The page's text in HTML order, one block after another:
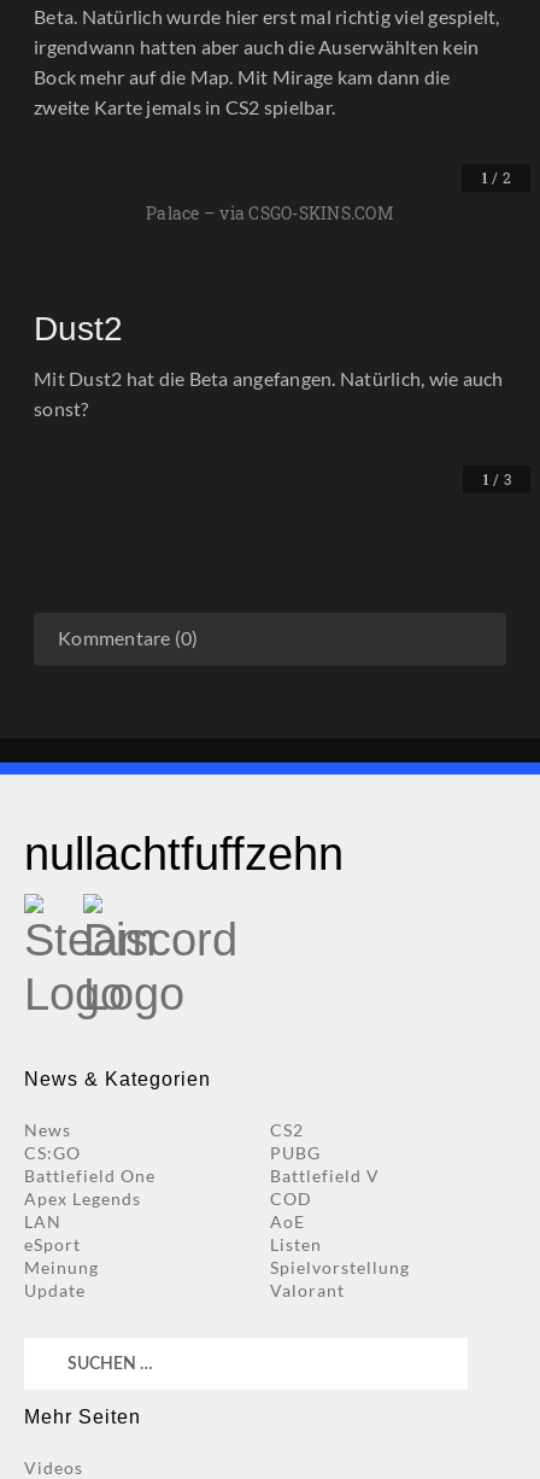
Beta. Natürlich wurde hier erst mal richtig viel gespielt,
irgendwann hatten aber auch die Auserwählten kein
Bock mehr auf die Map. Mit Mirage kam dann die
zweite Karte jemals in CS2 spielbar.
1 / 2
Palace – via CSGO-SKINS.COM
Dust2
Mit Dust2 hat die Beta angefangen. Natürlich, wie auch
sonst?
1 / 3
Kommentare (0)
nullachtfuffzehn
News & Kategorien
News
CS2
CS:GO
PUBG
Battlefield One
Battlefield V
Apex Legends
COD
LAN
AoE
eSport
Listen
Meinung
Spielvorstellung
Update
Valorant
Suchen
Mehr Seiten
Videos